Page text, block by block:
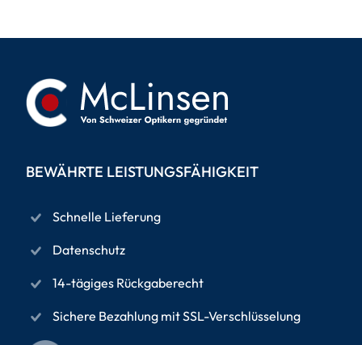
BEWÄHRTE LEISTUNGSFÄHIGKEIT
Schnelle Lieferung
Datenschutz
14-tägiges Rückgaberecht
Sichere Bezahlung mit SSL-Verschlüsselung